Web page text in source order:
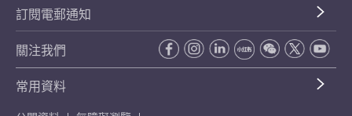
訂閱電郵通知
關注我們
常用資料